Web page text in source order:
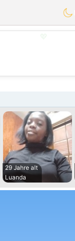
29 Jahre alt
Luanda